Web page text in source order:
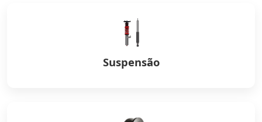
Suspensão